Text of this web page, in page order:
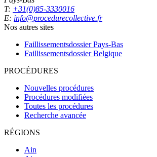
T: +31(0)85-3330016
E: info@procedurecollective.fr
Nos autres sites
Faillissementsdossier Pays-Bas
Faillissementsdossier Belgique
PROCÉDURES
Nouvelles procédures
Procédures modifiées
Toutes les procédures
Recherche avancée
RÉGIONS
Ain